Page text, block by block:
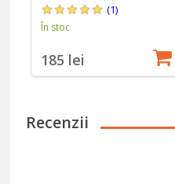
(1)
În stoc
185 lei
Recenzii